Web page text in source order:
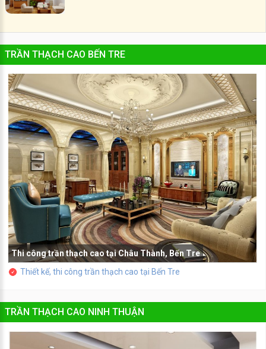
TRẦN THẠCH CAO BẾN TRE
Thi công trần thạch cao tại Châu Thành, Bến Tre
Thiết kế, thi công trần thạch cao tại Bến Tre
TRẦN THẠCH CAO NINH THUẬN